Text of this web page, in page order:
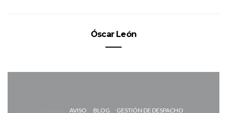
Óscar León
AVISO BLOG GESTIÓN DE DESPACHO